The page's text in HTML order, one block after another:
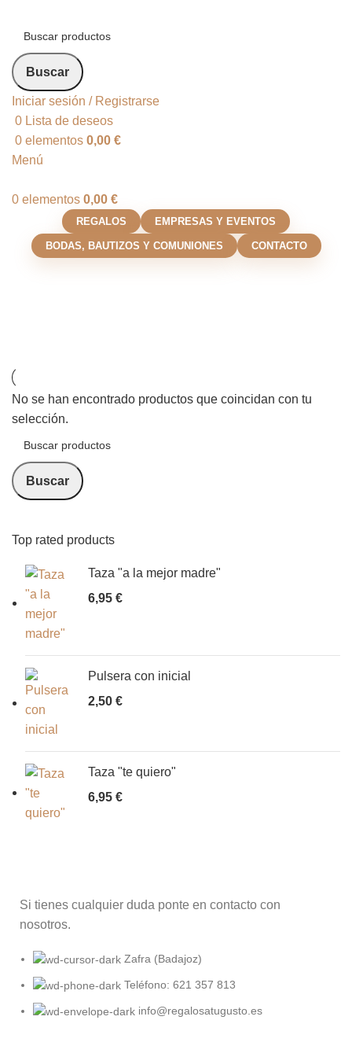
Buscar
Iniciar sesión / Registrarse
0 Lista de deseos
0 elementos 0,00 €
Menú
0 elementos 0,00 €
REGALOS EMPRESAS Y EVENTOS
BODAS, BAUTIZOS Y COMUNIONES CONTACTO
Top rated products
Taza "a la mejor madre"
6,95 €
Pulsera con inicial
2,50 €
Taza "te quiero"
6,95 €
No se han encontrado productos que coincidan con tu
selección.
Buscar
Si tienes cualquier duda ponte en contacto con
nosotros.
Zafra (Badajoz)
Teléfono: 621 357 813
info@regalosatugusto.es